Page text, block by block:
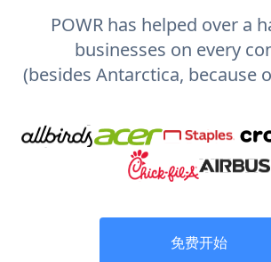
POWR has helped over a
businesses on every
(besides Antarctica, because
免费开始